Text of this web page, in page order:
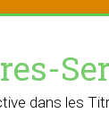
dans les